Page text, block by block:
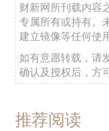
财新网所刊载内容
专属所有或持有。
建立镜像等任何使用
如有意愿转载，请
确认及授权后，方
推荐阅读